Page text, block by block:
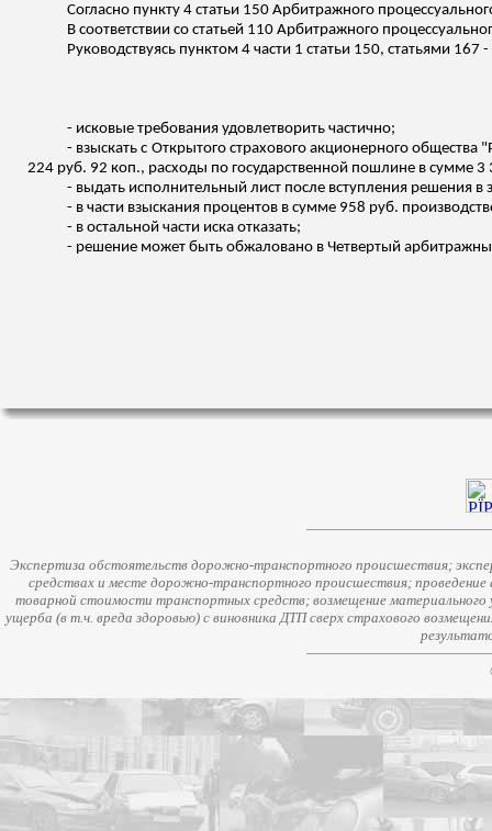
Согласно пункту 4 статьи 150 Арбитражного
В соответствии со статьей 110 Арбитражного
Руководствуясь пунктом 4 части 1 статьи 150, статьями
- исковые требования удовлетворить частично;
- взыскать с Открытого страхового акционерного
224 руб. 92 коп., расходы по государственной пошлине в сумме 3
- выдать исполнительный лист после вступления решения в
- в части взыскания процентов в сумме 958 руб.
- в остальной части иска отказать;
- решение может быть обжаловано в Четвертый
Экспертиза обстоятельств дорожно-транспортного происшествия;
средствах и месте дорожно-транспортного происшествия;
товарной стоимости транспортных средств; возмещение
ущерба (в т.ч. вреда здоровью) с виновника ДТП сверх страхового